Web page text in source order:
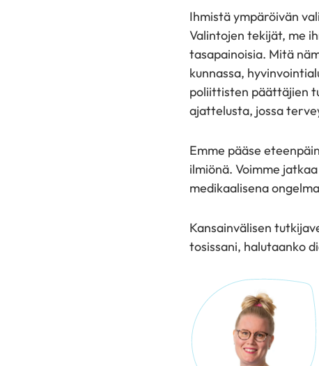
Ihmistä ympäröivän
Valintojen tekijät, me
tasapainoisia. Mitä
kunnassa,
poliittisten päättäjien
ajattelusta, jossa
Emme pääse
ilmiönä. Voimme
medikaalisena
Kansainvälisen
tosissani, halutaanko